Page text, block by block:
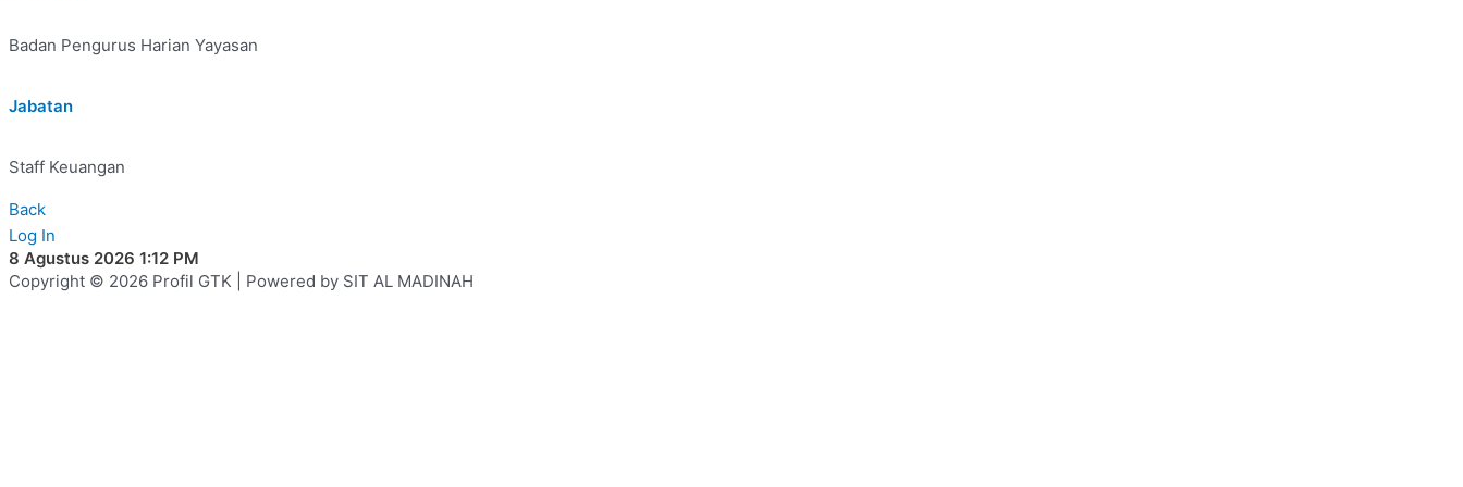
Badan Pengurus Harian Yayasan
Jabatan
Staff Keuangan
Back
Log In
8 Agustus 2026 1:12 PM
Copyright © 2026 Profil GTK | Powered by SIT AL MADINAH